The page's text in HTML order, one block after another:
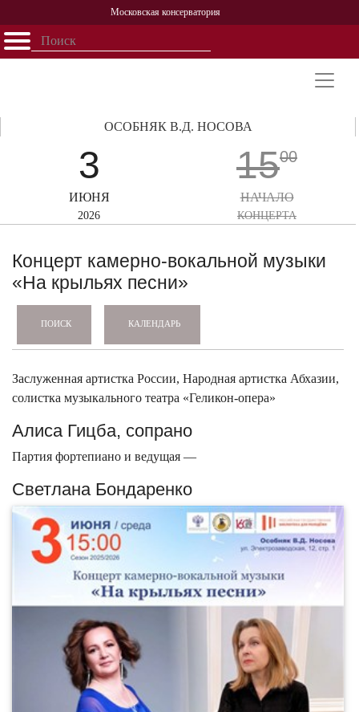
Московская консерватория
Открыть - закрыть
Персоналии
История
3
ИЮНЯ
2026
ОСОБНЯК В.Д. НОСОВА
1500
НАЧАЛО
КОНЦЕРТА
Концерт камерно-вокальной музыки
«На крыльях песни»
ПОИСК КАЛЕНДАРЬ
Заслуженная артистка России, Народная артистка Абхазии,
солистка музыкального театра «Геликон-опера»
Алиса Гицба, сопрано
Партия фортепиано и ведущая —
Светлана Бондаренко